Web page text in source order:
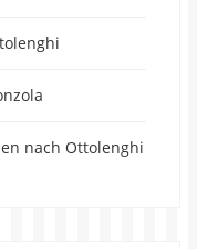
nach Ottolenghi